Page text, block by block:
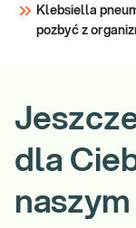
Klebsiella
pozbyć z
dla
naszym